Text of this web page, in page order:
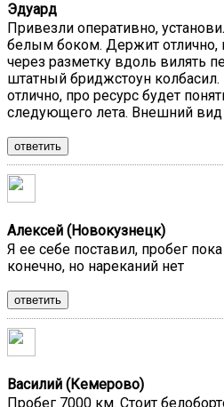
Эдуард
Привезли оперативно,
белым боком. Держит отлично,
через разметку вдоль вилять
штатный бриджстоун
отлично, про ресурс будет
следующего лета. Внешний
ответить
Алексей (Новокузнецк)
Я ее себе поставил, пробег
конечно, но нареканий нет
ответить
Василий (Кемерово)
Пробег 7000 км. Стоит